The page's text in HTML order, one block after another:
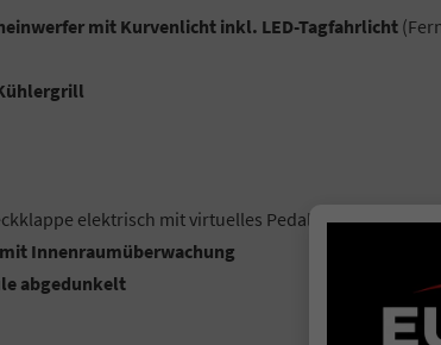
mit Kurvenlicht inkl. LED-Tagfahrlicht
elektrisch mit virtuelles Pedal)
Innenraumüberwachung
abgedunkelt